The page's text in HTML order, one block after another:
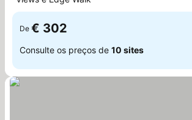
De € 302
Consulte os preços de 10 sites